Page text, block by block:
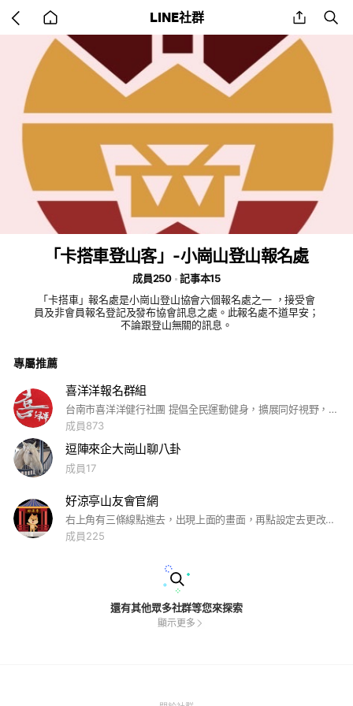
back
to
home
LINE社群 share
「卡搭車登山客」-小崗山登山報名處
成員250
記事本15
「卡搭車」報名處是小崗山登山協會六個報名處之一 ，接受會
員及非會員報名登記及發布協會訊息之處。此報名處不道早安；
不論跟登山無關的訊息。
專屬推薦
喜洋洋報名群組
台南市喜洋洋健行社團 提倡全民運動健身，擴展同好視野，增進朋友間交流。
成員873
逗陣來企大崗山聊八卦
成員17
好涼亭山友會官網
右上角有三條線點進去，出現上面的畫面，再點設定去更改你的名字，不會影響個人在line的名字
成員225
還有其他眾多社群等您來探索
顯示更多